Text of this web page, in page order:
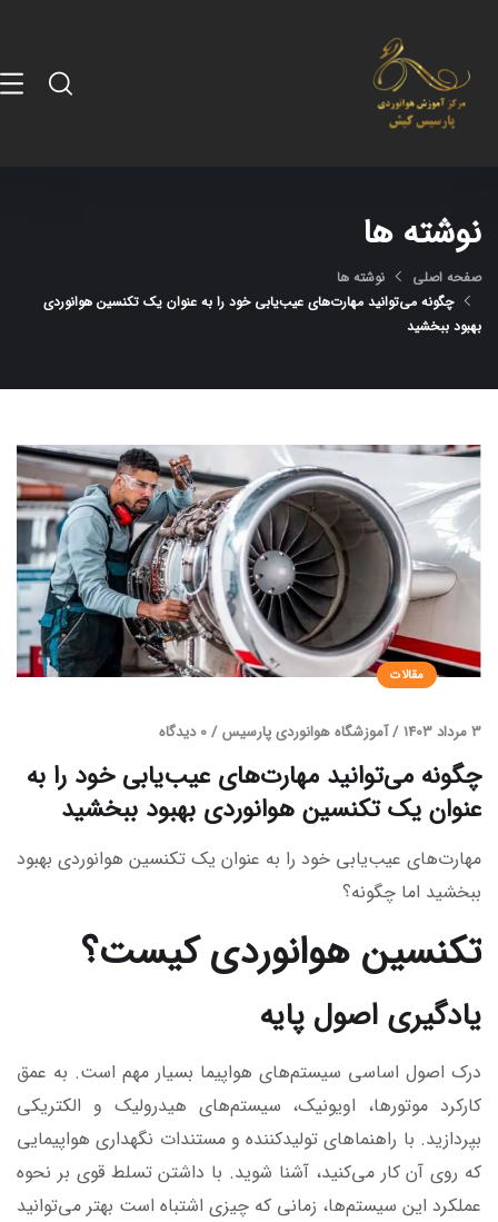
نوشته ها
صفحه اصلی
نوشته ها
چگونه می‌توانید مهارت‌های عیب‌یابی خود را به عنوان یک تکنسین هوانوردی
بهبود ببخشید
مقالات
3 مرداد 1403 /آموزشگاه هوانوردی پارسیس /0 دیدگاه
چگونه می‌توانید مهارت‌های عیب‌یابی خود را به
عنوان یک تکنسین هوانوردی بهبود ببخشید
مهارت‌های عیب‌یابی خود را به عنوان یک تکنسین هوانوردی بهبود
ببخشید اما چگونه؟
تکنسین هوانوردی کیست؟
یادگیری اصول پایه
درک اصول اساسی سیستم‌های هواپیما بسیار مهم است. به عمق
کارکرد موتور‌ها، اویونیک، سیستم‌های هیدرولیک و الکتریکی
بپردازید. با راهنماهای تولیدکننده و مستندات نگهداری هواپیمایی
که روی آن کار می‌کنید، آشنا شوید. با داشتن تسلط قوی بر نحوه
عملکرد این سیستم‌ها، زمانی که چیزی اشتباه است بهتر می‌توانید